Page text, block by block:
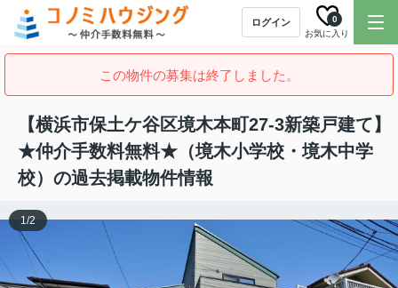
ログイン
お気に入り
0
この物件の募集は終了しました。
【横浜市保土ケ谷区境木本町27-3新築戸建て】
★仲介手数料無料★（境木小学校・境木中学
校）の過去掲載物件情報
1/2